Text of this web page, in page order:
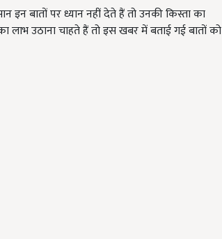
इन बातों पर ध्यान नहीं देते हैं तो उनकी किस्ता का
उठाना चाहते हैं तो इस खबर में बताई गई बातों को